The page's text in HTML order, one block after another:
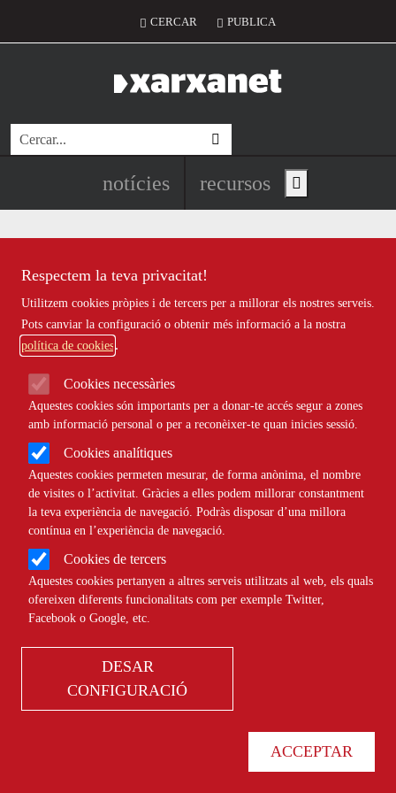
Respectem la teva privacitat!
Utilitzem cookies pròpies i de tercers per a millorar els nostres serveis.
Pots canviar la configuració o obtenir més informació a la nostra
política de cookies
Cookies necessàries
Aquestes cookies són importants per a donar-te accés segur a zones
amb informació personal o per a reconèixer-te quan inicies sessió.
Cookies analítiques
Aquestes cookies permeten mesurar, de forma anònima, el nombre
de visites o l’activitat. Gràcies a elles podem millorar constantment
la teva experiència de navegació. Podràs disposar d’una millora
contínua en l’experiència de navegació.
Cookies de tercers
Aquestes cookies pertanyen a altres serveis utilitzats al web, els quals
ofereixen diferents funcionalitats com per exemple Twitter,
Facebook o Google, etc.
DESAR
CONFIGURACIÓ
ACCEPTAR
Menú del compte d'usuari
CERCAR PUBLICA
Cerca
Navegació principal de
notícies recursos Show main menu
Notícies
Totes Ambiental Comunitari | Cultural Social
Internacional | Projectes
Econòmic | Agenda
Agenda